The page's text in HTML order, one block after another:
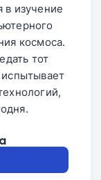
в изучение
космоса.
тот